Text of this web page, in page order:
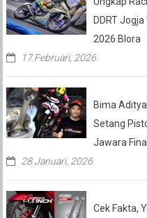
DDRT
2026 Blora
17 Februari, 2026
Bima
Setang
Jawara
28 Januari, 2026
Cek Fakta,